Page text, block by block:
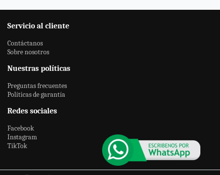
Servicio al cliente
Contáctanos
Sobre nosotros
Nuestras políticas
Preguntas frecuentes
Políticas de garantía
Redes sociales
Facebook
Instagram
TikTok